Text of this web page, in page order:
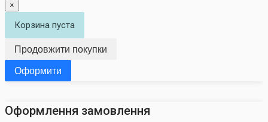
×
Корзина пуста
Продовжити покупки
Оформити
Оформлення замовлення